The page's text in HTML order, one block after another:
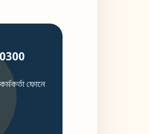
ফোনে